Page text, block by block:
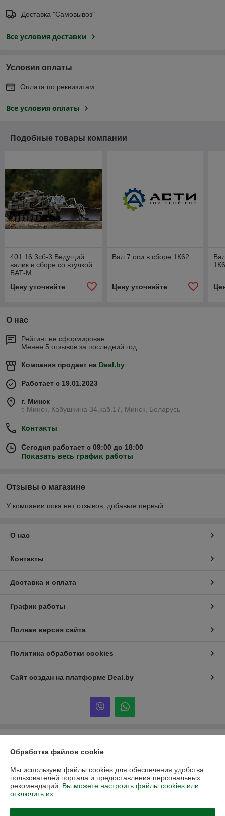
Доставка "Самовывоз"
Все условия доставки
Условия оплаты
Оплата по реквизитам
Все условия оплаты
Подобные товары компании
401.16.3сб-3 Ведущий
валик в сборе со втулкой
БАТ-М
Цену уточняйте
Вал 7 оси в сборе 1К62
Цену уточняйте
О нас
Рейтинг не сформирован
Менее 5 отзывов за последний год
Компания продает на Deal.by
Работает с 19.01.2023
г. Минск
г. Минск, Кабушкина 34,каб.17, Минск, Беларусь
Контакты
Сегодня работает с 09:00 до 18:00
Показать весь график работы
Отзывы о магазине
У компании пока нет отзывов, добавьте первый
О нас
Контакты
Доставка и оплата
График работы
Полная версия сайта
Политика обработки cookies
Сайт создан на платформе Deal.by
220118, г. Минск, ул. Кабушкина, 34, пом. 17
Регистрационный номер ЕГР: 193966842
Обработка файлов cookie
Мы используем файлы cookies для обеспечения удобства
пользователей портала и предоставления персональных
рекомендаций. Вы можете настроить файлы cookies или
отключить их.